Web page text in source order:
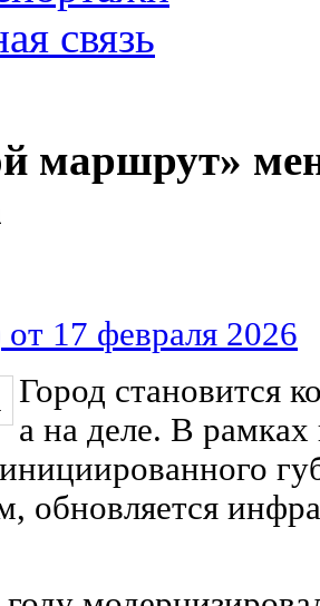
связь
маршрут»
17 февраля 2026
Город становится
а на деле. В рамках